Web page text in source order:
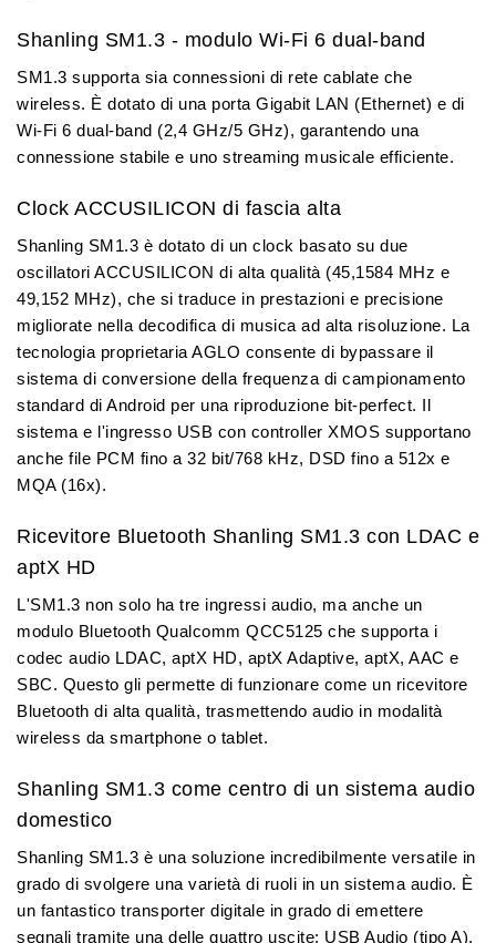
Shanling SM1.3 - modulo Wi-Fi 6 dual-band
SM1.3 supporta sia connessioni di rete cablate che
wireless. È dotato di una porta Gigabit LAN (Ethernet) e di
Wi-Fi 6 dual-band (2,4 GHz/5 GHz), garantendo una
connessione stabile e uno streaming musicale efficiente.
Clock ACCUSILICON di fascia alta
Shanling SM1.3 è dotato di un clock basato su due
oscillatori ACCUSILICON di alta qualità (45,1584 MHz e
49,152 MHz), che si traduce in prestazioni e precisione
migliorate nella decodifica di musica ad alta risoluzione. La
tecnologia proprietaria AGLO consente di bypassare il
sistema di conversione della frequenza di campionamento
standard di Android per una riproduzione bit-perfect. Il
sistema e l'ingresso USB con controller XMOS supportano
anche file PCM fino a 32 bit/768 kHz, DSD fino a 512x e
MQA (16x).
Ricevitore Bluetooth Shanling SM1.3 con LDAC e
aptX HD
L'SM1.3 non solo ha tre ingressi audio, ma anche un
modulo Bluetooth Qualcomm QCC5125 che supporta i
codec audio LDAC, aptX HD, aptX Adaptive, aptX, AAC e
SBC. Questo gli permette di funzionare come un ricevitore
Bluetooth di alta qualità, trasmettendo audio in modalità
wireless da smartphone o tablet.
Shanling SM1.3 come centro di un sistema audio
domestico
Shanling SM1.3 è una soluzione incredibilmente versatile in
grado di svolgere una varietà di ruoli in un sistema audio. È
un fantastico transporter digitale in grado di emettere
segnali tramite una delle quattro uscite: USB Audio (tipo A),